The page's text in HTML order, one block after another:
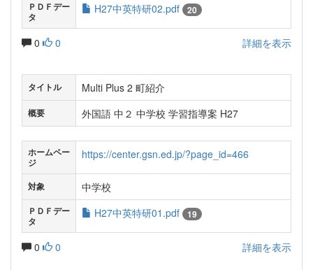
ＰＤＦデー
タ
H27中英特研02.pdf 20
0 0 詳細を表示
タイトル Multi Plus 2 町紹介
概要 外国語 中２ 中学校 学習指導案 H27
ホームペー
ジ
https://center.gsn.ed.jp/?page_id=466
対象 中学校
ＰＤＦデー
タ
H27中英特研01.pdf 19
0 0 詳細を表示